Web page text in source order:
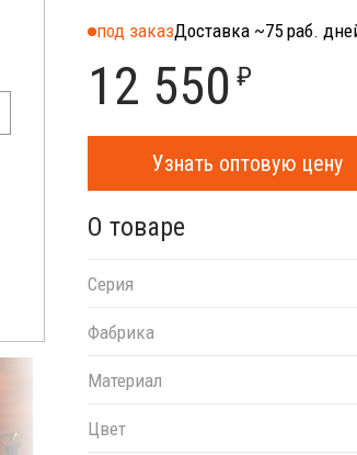
под заказДоставка ~75 раб.
12 550 ₽
Узнать оптовую цену
О товаре
Серия
Фабрика
Материал
Цвет